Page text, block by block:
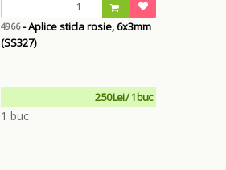
4966- Aplice sticla rosie, 6x3mm
(SS327)
2.50 Lei / 1 buc